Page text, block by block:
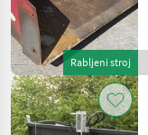
Rabljeni stroj